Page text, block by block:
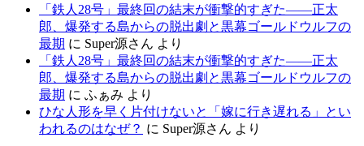
「鉄人28号」最終回の結末が衝撃的すぎた——正太
郎、爆発する島からの脱出劇と黒幕ゴールドウルフの
最期 に Super源さん より
「鉄人28号」最終回の結末が衝撃的すぎた——正太
郎、爆発する島からの脱出劇と黒幕ゴールドウルフの
最期 に ふぁみ より
ひな人形を早く片付けないと「嫁に行き遅れる」とい
われるのはなぜ？ に Super源さん より